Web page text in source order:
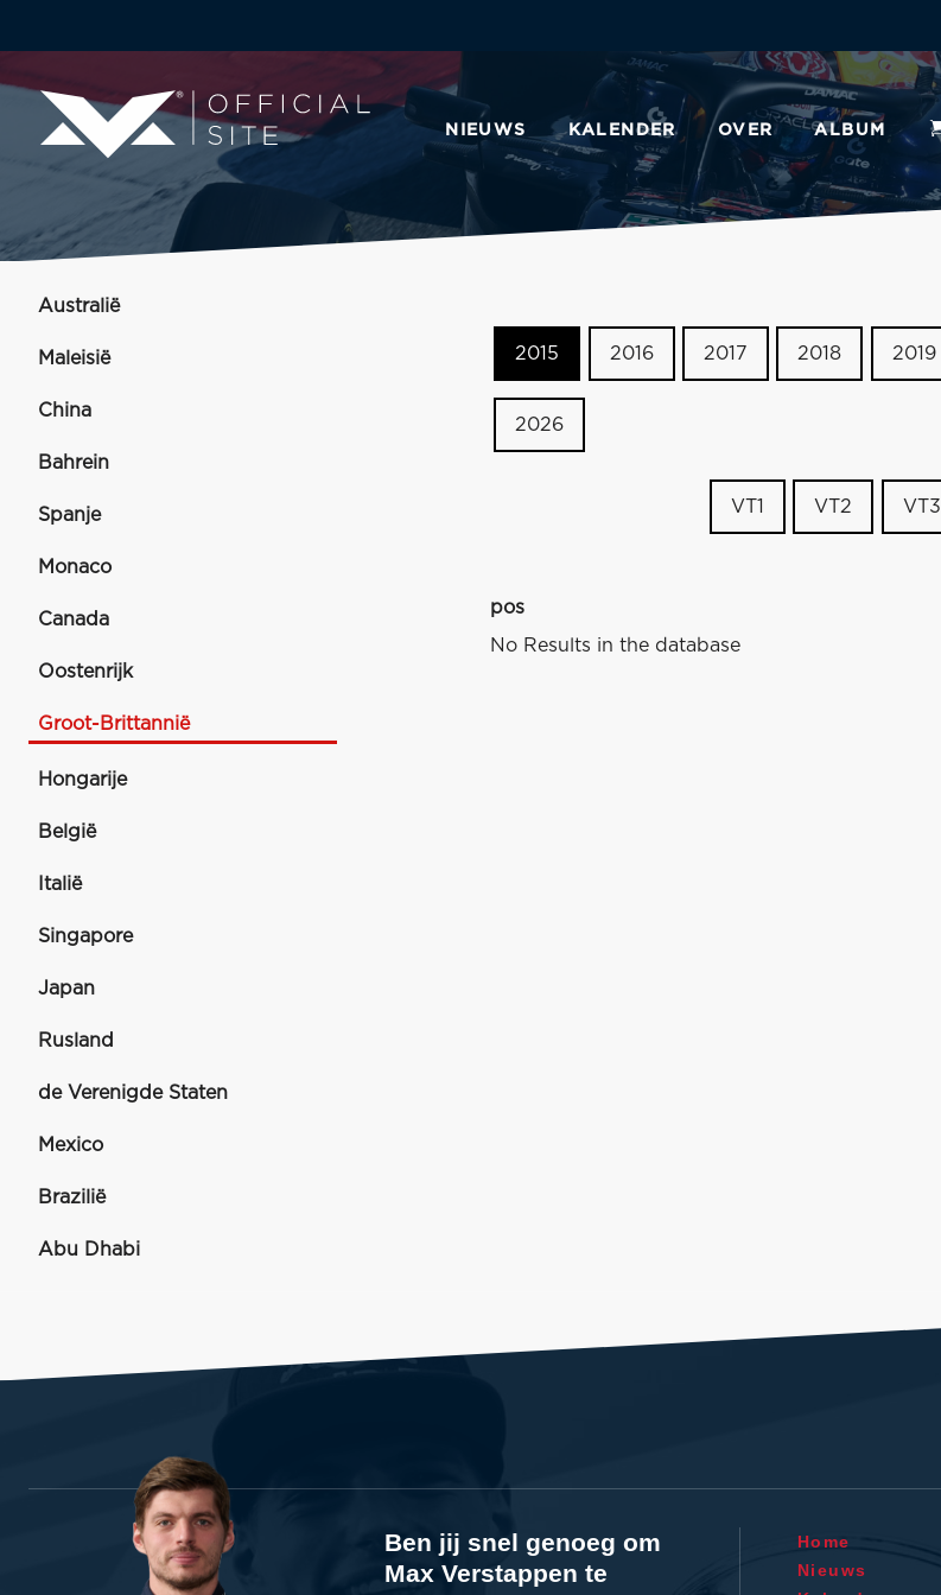
NIEUWS KALENDER OVER ALBUM
Australië
Maleisië
China
Bahrein
Spanje
Monaco
Canada
Oostenrijk
Groot-Brittannië
Hongarije
België
Italië
Singapore
Japan
Rusland
de Verenigde Staten
Mexico
Brazilië
Abu Dhabi
2015 2016 2017 2018 2019
2026
VT1 VT2 VT3
pos
No Results in the database
Ben jij snel genoeg om
Max Verstappen te
Home
Nieuws